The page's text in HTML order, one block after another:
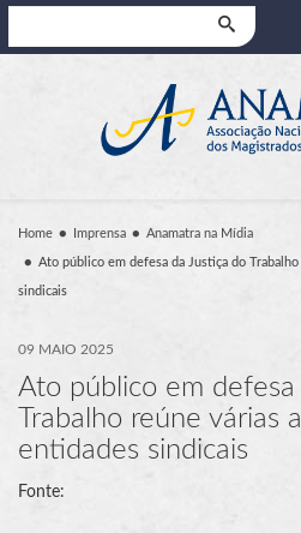
Home Imprensa Anamatra na Mídia
Ato público em defesa da Justiça do
sindicais
09 MAIO 2025
Ato público em
Trabalho reúne várias
entidades sindicais
Fonte: